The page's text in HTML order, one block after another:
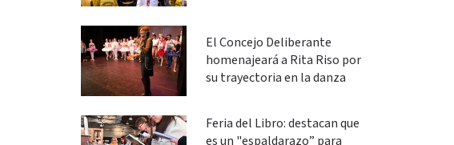
El Concejo Deliberante
homenajeará a Rita Riso por
su trayectoria en la danza
Feria del Libro: destacan que
es un "espaldarazo” para